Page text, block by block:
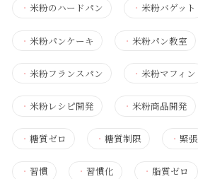
・ 米粉のハードパン ・米粉バゲット
・ 米粉パンケーキ ・ 米粉パン教室
・ 米粉フランスパン ・ 米粉マフィン
・ 米粉レシピ開発 ・米粉商品開発
・ 糖質ゼロ ・糖質制限 ・緊張
・ 習慣 ・習慣化 ・ 脂質ゼロ